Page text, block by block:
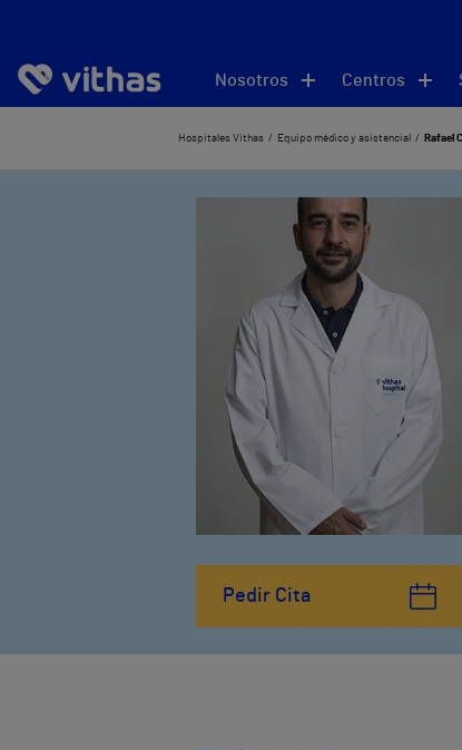
Nosotros Centros
Hospitales Vithas Equipo médico y asistencial Rafael
Pedir Cita